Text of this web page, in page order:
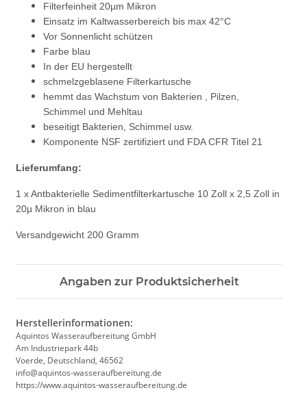
Filterfeinheit 20µm Mikron
Einsatz im Kaltwasserbereich bis max 42°C
Vor Sonnenlicht schützen
Farbe blau
In der EU hergestellt
schmelzgeblasene Filterkartusche
hemmt das Wachstum von Bakterien , Pilzen,
Schimmel und Mehltau
beseitigt Bakterien, Schimmel usw.
Komponente NSF zertifiziert und FDA CFR Titel 21
Lieferumfang:
1 x Antbakterielle Sedimentfilterkartusche 10 Zoll x 2,5 Zoll in
20µ Mikron in blau
Versandgewicht 200 Gramm
Angaben zur Produktsicherheit
Herstellerinformationen:
Aquintos Wasseraufbereitung GmbH
Am Industriepark 44b
Voerde, Deutschland, 46562
info@aquintos-wasseraufbereitung.de
https://www.aquintos-wasseraufbereitung.de